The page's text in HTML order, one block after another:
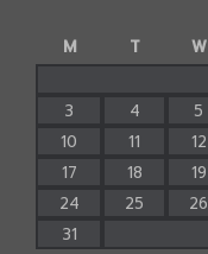
M
T W
3
4 5
10
11 12
17
18 19
24
25 26
31